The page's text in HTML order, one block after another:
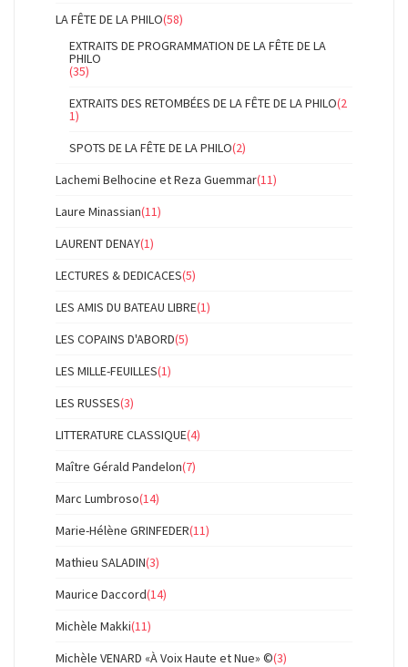
LA FÊTE DE LA PHILO(58)
EXTRAITS DE PROGRAMMATION DE LA FÊTE DE LA
PHILO
(35)
EXTRAITS DES RETOMBÉES DE LA FÊTE DE LA PHILO(2
1)
SPOTS DE LA FÊTE DE LA PHILO(2)
Lachemi Belhocine et Reza Guemmar(11)
Laure Minassian(11)
LAURENT DENAY(1)
LECTURES & DEDICACES(5)
LES AMIS DU BATEAU LIBRE(1)
LES COPAINS D'ABORD(5)
LES MILLE-FEUILLES(1)
LES RUSSES(3)
LITTERATURE CLASSIQUE(4)
Maître Gérald Pandelon(7)
Marc Lumbroso(14)
Marie-Hélène GRINFEDER(11)
Mathieu SALADIN(3)
Maurice Daccord(14)
Michèle Makki(11)
Michèle VENARD «À Voix Haute et Nue» ©(3)